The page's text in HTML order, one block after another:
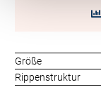
Größe
Rippenstruktur